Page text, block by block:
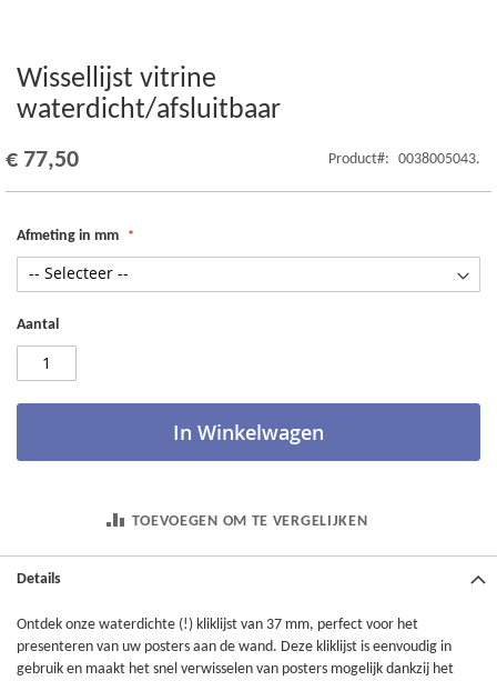
Ga
het
van
gallerij
Wissellijst vitrine
waterdicht/afsluitbaar
€ 77,50 Product 0038005043.
Afmeting in mm
Aantal
In Winkelwagen
TOEVOEGEN OM TE VERGELIJKEN
Details
Ontdek onze waterdichte (!) kliklijst van 37 mm, perfect voor het
presenteren van uw posters aan de wand. Deze kliklijst is eenvoudig in
gebruik en maakt het snel verwisselen van posters mogelijk dankzij het